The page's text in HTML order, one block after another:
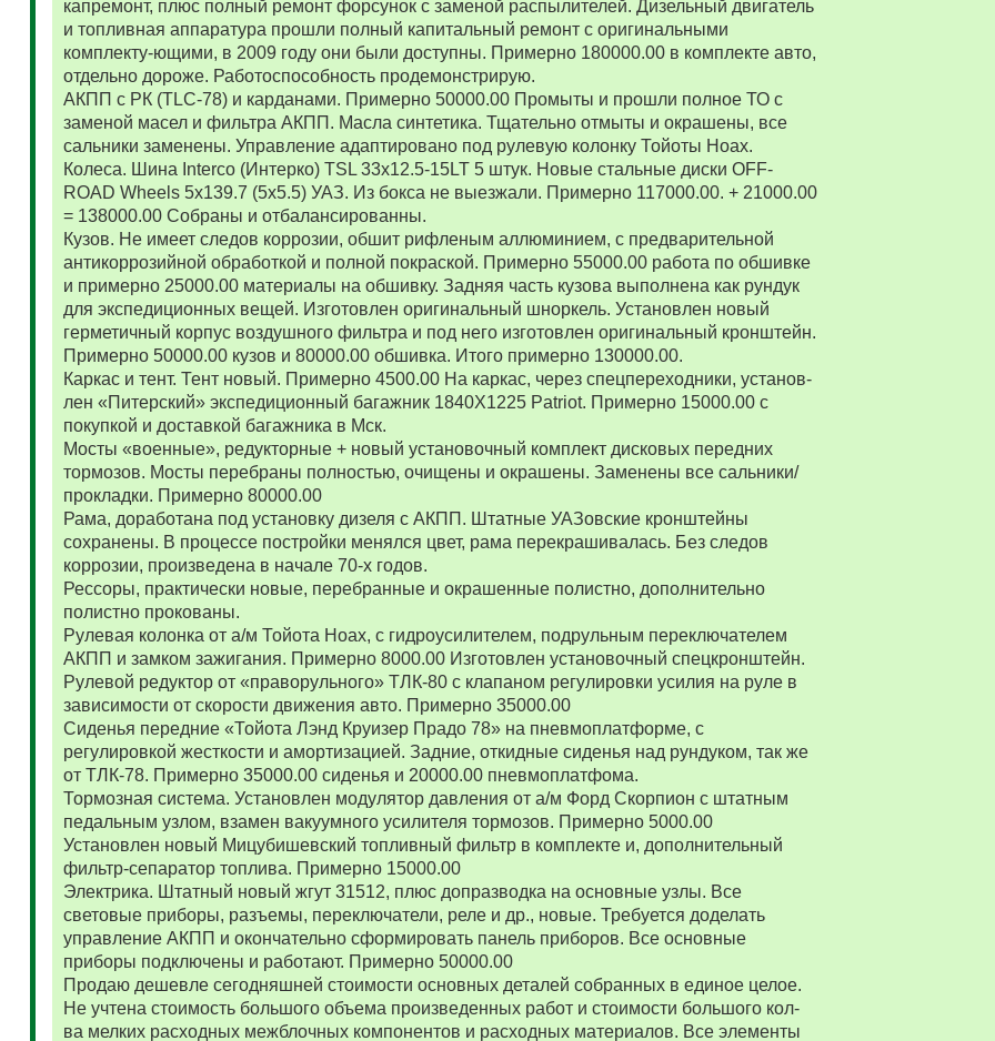
капремонт, плюс полный ремонт форсунок с заменой распылителей. Дизельный двигатель
и топливная аппаратура прошли полный капитальный ремонт с оригинальными
комплекту-ющими, в 2009 году они были доступны. Примерно 180000.00 в комплекте авто,
отдельно дороже. Работоспособность продемонстрирую.
АКПП с РК (TLC-78) и карданами. Примерно 50000.00 Промыты и прошли полное ТО с
заменой масел и фильтра АКПП. Масла синтетика. Тщательно отмыты и окрашены, все
сальники заменены. Управление адаптировано под рулевую колонку Тойоты Ноах.
Колеса. Шина Interco (Интерко) TSL 33x12.5-15LT 5 штук. Новые стальные диски OFF-
ROAD Wheels 5x139.7 (5x5.5) УАЗ. Из бокса не выезжали. Примерно 117000.00. + 21000.00
= 138000.00 Собраны и отбалансированны.
Кузов. Не имеет следов коррозии, обшит рифленым аллюминием, с предварительной
антикоррозийной обработкой и полной покраской. Примерно 55000.00 работа по обшивке
и примерно 25000.00 материалы на обшивку. Задняя часть кузова выполнена как рундук
для экспедиционных вещей. Изготовлен оригинальный шноркель. Установлен новый
герметичный корпус воздушного фильтра и под него изготовлен оригинальный кронштейн.
Примерно 50000.00 кузов и 80000.00 обшивка. Итого примерно 130000.00.
Каркас и тент. Тент новый. Примерно 4500.00 На каркас, через спецпереходники, установ-
лен «Питерский» экспедиционный багажник 1840Х1225 Patriot. Примерно 15000.00 с
покупкой и доставкой багажника в Мск.
Мосты «военные», редукторные + новый установочный комплект дисковых передних
тормозов. Мосты перебраны полностью, очищены и окрашены. Заменены все сальники/
прокладки. Примерно 80000.00
Рама, доработана под установку дизеля с АКПП. Штатные УАЗовские кронштейны
сохранены. В процессе постройки менялся цвет, рама перекрашивалась. Без следов
коррозии, произведена в начале 70-х годов.
Рессоры, практически новые, перебранные и окрашенные полистно, дополнительно
полистно прокованы.
Рулевая колонка от а/м Тойота Ноах, с гидроусилителем, подрульным переключателем
АКПП и замком зажигания. Примерно 8000.00 Изготовлен установочный спецкронштейн.
Рулевой редуктор от «праворульного» ТЛК-80 с клапаном регулировки усилия на руле в
зависимости от скорости движения авто. Примерно 35000.00
Сиденья передние «Тойота Лэнд Круизер Прадо 78» на пневмоплатформе, с
регулировкой жесткости и амортизацией. Задние, откидные сиденья над рундуком, так же
от ТЛК-78. Примерно 35000.00 сиденья и 20000.00 пневмоплатфома.
Тормозная система. Установлен модулятор давления от а/м Форд Скорпион с штатным
педальным узлом, взамен вакуумного усилителя тормозов. Примерно 5000.00
Установлен новый Мицубишевский топливный фильтр в комплекте и, дополнительный
фильтр-сепаратор топлива. Примерно 15000.00
Электрика. Штатный новый жгут 31512, плюс допразводка на основные узлы. Все
световые приборы, разъемы, переключатели, реле и др., новые. Требуется доделать
управление АКПП и окончательно сформировать панель приборов. Все основные
приборы подключены и работают. Примерно 50000.00
Продаю дешевле сегодняшней стоимости основных деталей собранных в единое целое.
Не учтена стоимость большого объема произведенных работ и стоимости большого кол-
ва мелких расходных межблочных компонентов и расходных материалов. Все элементы